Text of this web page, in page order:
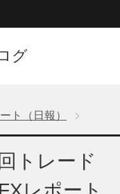
グ
ト（日報）
トレード